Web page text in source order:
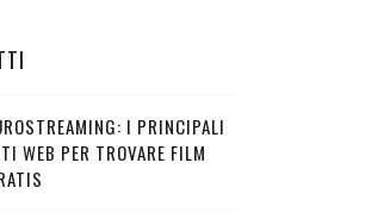
I PRINCIPALI
WEB PER TROVARE FILM